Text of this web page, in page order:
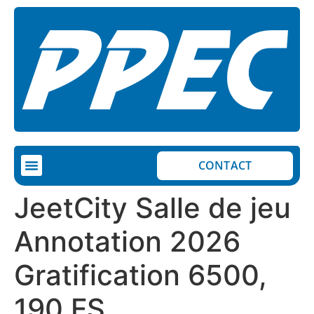
CONTACT
JeetCity Salle de jeu
Annotation 2026
Gratification 6500,